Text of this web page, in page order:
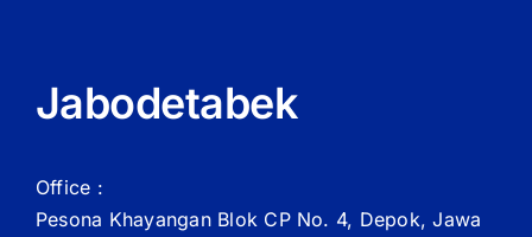
Jabodetabek
Office :
Pesona Khayangan Blok CP No. 4, Depok, Jawa